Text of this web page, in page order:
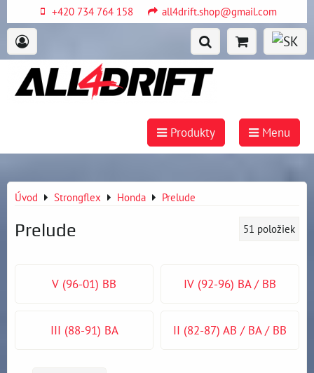
+420 734 764 158 all4drift.shop@gmail.com
Produkty Menu
Úvod Strongflex Honda Prelude
Prelude 51 položiek
V (96-01) BB IV (92-96) BA / BB
III (88-91) BA II (82-87) AB / BA / BB